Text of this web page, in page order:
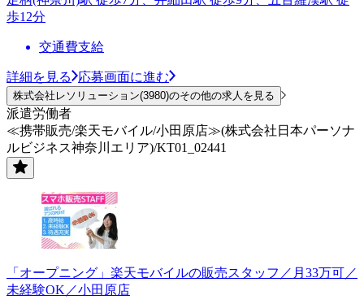
歩12分
交通費支給
詳細を見る 応募画面に進む
株式会社レソリューション(3980)のその他の求人を見る
派遣労働者
≪携帯販売/楽天モバイル/小田原店≫(株式会社日本パーソナ
ルビジネス神奈川エリア)/KT01_02441
「オープニング」楽天モバイルの販売スタッフ／月33万可／
未経験OK／小田原店